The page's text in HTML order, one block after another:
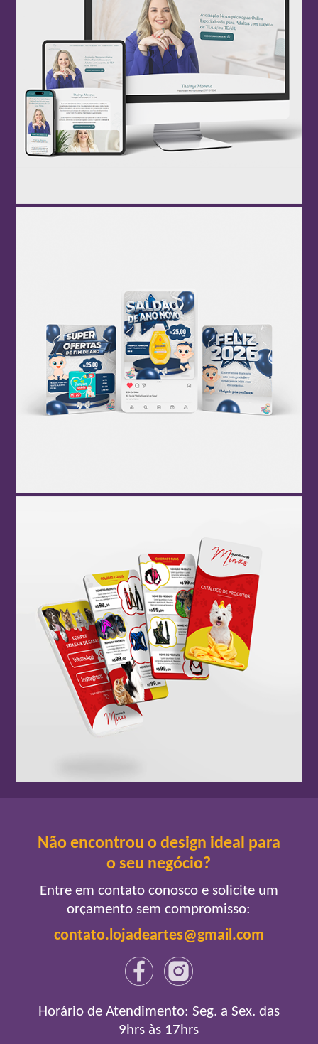
Não encontrou o design ideal para
o seu negócio?
Entre em contato conosco e solicite um
orçamento sem compromisso:
contato.lojadeartes@gmail.com
Horário de Atendimento: Seg. a Sex. das
9hrs às 17hrs